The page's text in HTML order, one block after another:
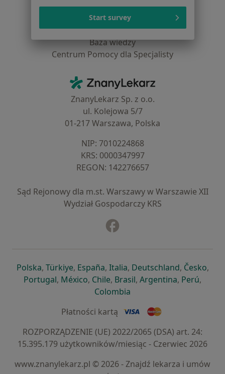
Dla lekarzy
Dla placówek medycznych
Noa Notes nowość
Baza wiedzy
Centrum Pomocy dla Specjalisty
ZnanyLekarz - Strona główna
ZnanyLekarz Sp. z o.o.
ul. Kolejowa 5/7
01-217 Warszawa, Polska
NIP: ⁠7010224868
KRS: ⁠0000347997
REGON: ⁠142276657
Sąd Rejonowy dla m.st. Warszawy w Warszawie XII
Wydział Gospodarczy KRS
Polskaotwiera się w nowej karcie
, Türkiyeotwiera się w nowej karcie
, Españaotwiera się w nowej karcie
, Italiaotwiera się w nowej
, Deutschlandotwiera się
, Česko,
Portugalotwiera się w nowej karcie
, Méxicootwiera się w nowej karcie
, Chileotwiera się w nowej karcie
, Brasilotwiera się w nowej
, Argentinaotwiera się
, Perú,
Colombia
Płatności kartą
ROZPORZĄDZENIE (UE) 2022/2065 (DSA) art. 24:
15.395.179 użytkowników/miesiąc - Czerwiec 2026
www.znanylekarz.pl © 2026 - Znajdź lekarza i umów
Start survey